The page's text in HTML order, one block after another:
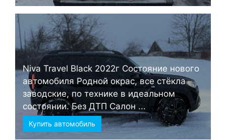
Niva Travel Black 2022г Состояние нового
автомобиля Родной окрас, все стёкла
заводские, по технике в идеальном
состоянии. Без ДТП Салон ...
Купить автомобиль